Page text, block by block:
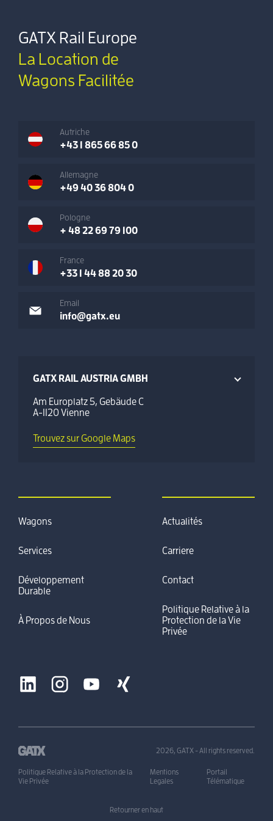
GATX Rail Europe
La Location de
Wagons Facilitée
Autriche
+43 1 865 66 85 0
Allemagne
+49 40 36 804 0
Pologne
+ 48 22 69 79 100
France
+33 1 44 88 20 30
Email
info@gatx.eu
GATX RAIL AUSTRIA GMBH
Am Europlatz 5, Gebäude C
A-1120 Vienne
Trouvez sur Google Maps
Wagons
Services
Développement
Durable
À Propos de Nous
Actualités
Carriere
Contact
Politique Relative à la
Protection de la Vie
Privée
2026, GATX - All rights reserved.
Politique Relative à la Protection de la
Vie Privée
Mentions
Legales
Portail
Télématique
Retourner en haut